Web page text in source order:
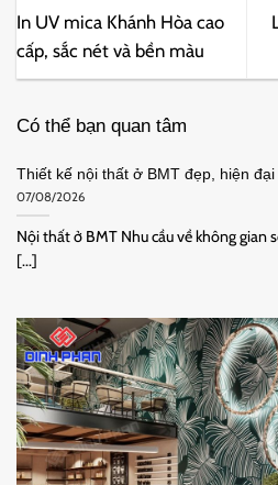
In UV mica Khánh Hòa cao
cấp, sắc nét và bền màu
Có thể bạn quan tâm
Thiết kế nội thất ở BMT đẹp, hiện đại
07/08/2026
Nội thất ở BMT Nhu cầu về không gian
[...]